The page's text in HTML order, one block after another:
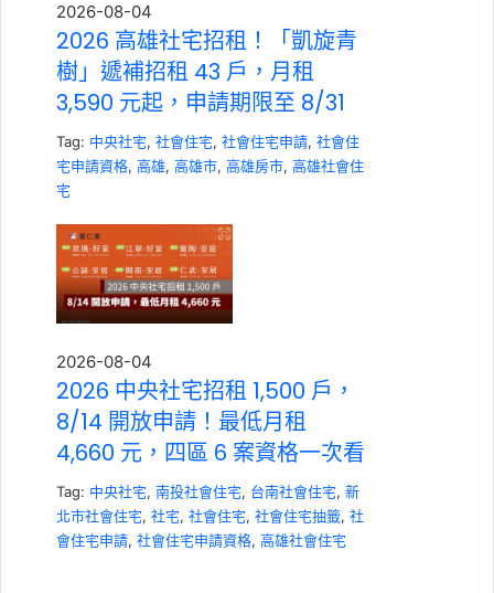
2026-08-04
2026 高雄社宅招租！「凱旋青
樹」遞補招租 43 戶，月租
3,590 元起，申請期限至 8/31
Tag: 中央社宅, 社會住宅, 社會住宅申請, 社會住
宅申請資格, 高雄, 高雄市, 高雄房市, 高雄社會住
宅
2026-08-04
2026 中央社宅招租 1,500 戶，
8/14 開放申請！最低月租
4,660 元，四區 6 案資格一次看
Tag: 中央社宅, 南投社會住宅, 台南社會住宅, 新
北市社會住宅, 社宅, 社會住宅, 社會住宅抽籤, 社
會住宅申請, 社會住宅申請資格, 高雄社會住宅